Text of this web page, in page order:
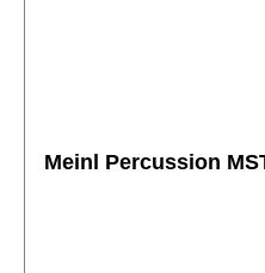
Meinl Percussion